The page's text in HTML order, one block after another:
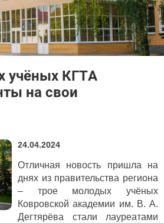
учёных КГТА
на свои
24.04.2024
Отличная новость пришла на
днях из правительства региона
– трое молодых учёных
Ковровской академии им. В. А.
Дегтярёва стали лауреатами